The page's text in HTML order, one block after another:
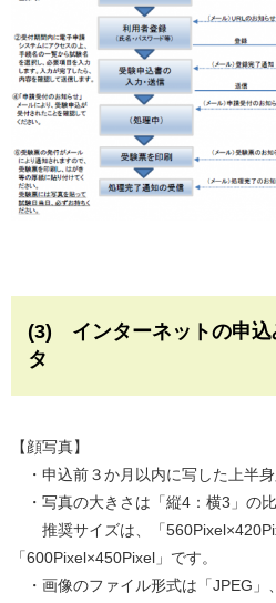
(3) インターネットの申込
タ
【顔写真】
・申込前３か月以内に写した上半
・写真の大きさは「縦4：横3」の比
推奨サイズは、「
「600Pixel×450Pixel」です。
・画像のファイル形式は「JPEG」